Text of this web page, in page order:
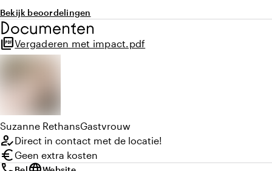
Bekijk beoordelingen
Documenten
picture_as_pdfVergaderen met impact.pdf
Suzanne RethansGastvrouw
how_to_regDirect in contact met de locatie!
euroGeen extra kosten